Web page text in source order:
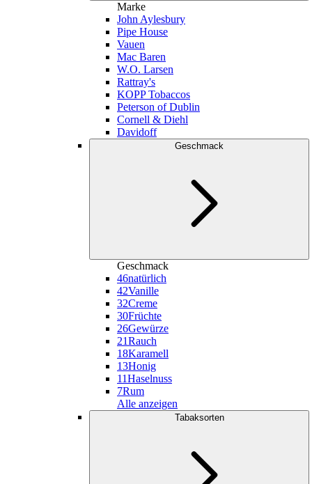
Marke
John Aylesbury
Pipe House
Vauen
Mac Baren
W.O. Larsen
Rattray's
KOPP Tobaccos
Peterson of Dublin
Cornell & Diehl
Davidoff
Geschmack
Geschmack
46natürlich
42Vanille
32Creme
30Früchte
26Gewürze
21Rauch
18Karamell
13Honig
11Haselnuss
7Rum
Alle anzeigen
Tabaksorten